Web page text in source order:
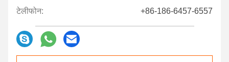
टेलीफोन: +86-186-6457-6557